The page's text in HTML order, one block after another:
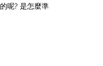
的呢? 是怎麼準